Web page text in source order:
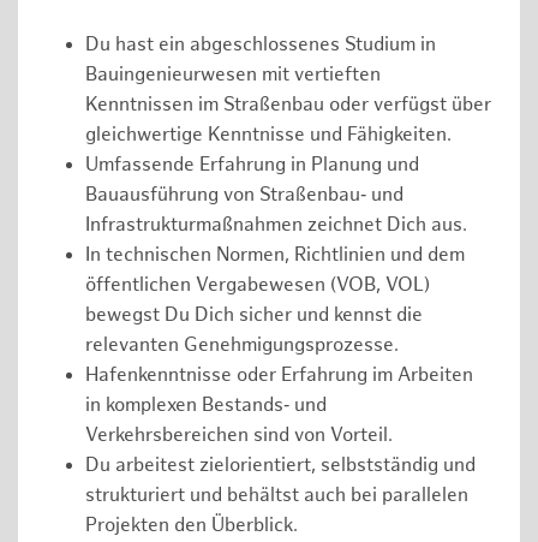
Du hast ein abgeschlossenes Studium in
Bauingenieurwesen mit vertieften
Kenntnissen im Straßenbau oder verfügst über
gleichwertige Kenntnisse und Fähigkeiten.
Umfassende Erfahrung in Planung und
Bauausführung von Straßenbau‑ und
Infrastrukturmaßnahmen zeichnet Dich aus.
In technischen Normen, Richtlinien und dem
öffentlichen Vergabewesen (VOB, VOL)
bewegst Du Dich sicher und kennst die
relevanten Genehmigungsprozesse.
Hafenkenntnisse oder Erfahrung im Arbeiten
in komplexen Bestands‑ und
Verkehrsbereichen sind von Vorteil.
Du arbeitest zielorientiert, selbstständig und
strukturiert und behältst auch bei parallelen
Projekten den Überblick.